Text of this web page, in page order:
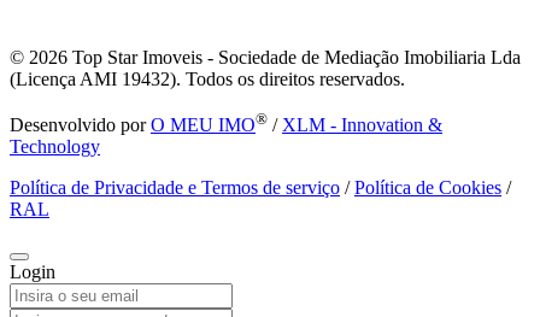
© 2026 Top Star Imoveis - Sociedade de Mediação Imobiliaria Lda
(Licença AMI 19432). Todos os direitos reservados.
Desenvolvido porO MEU IMO® / XLM - Innovation &
Technology
Política de Privacidade e Termos de serviço /Política de Cookies /
RAL
Login